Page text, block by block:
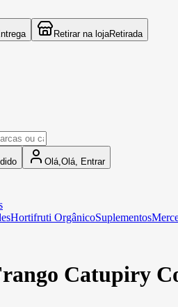
Retirar na lojaRetirada
Olá, Olá, Entrar
Hortifruti OrgânicoSuplementos
Catupiry